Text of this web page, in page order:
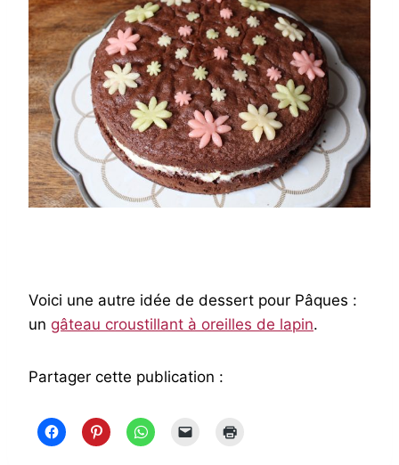
Voici une autre idée de dessert pour Pâques :
un gâteau croustillant à oreilles de lapin.
Partager cette publication :